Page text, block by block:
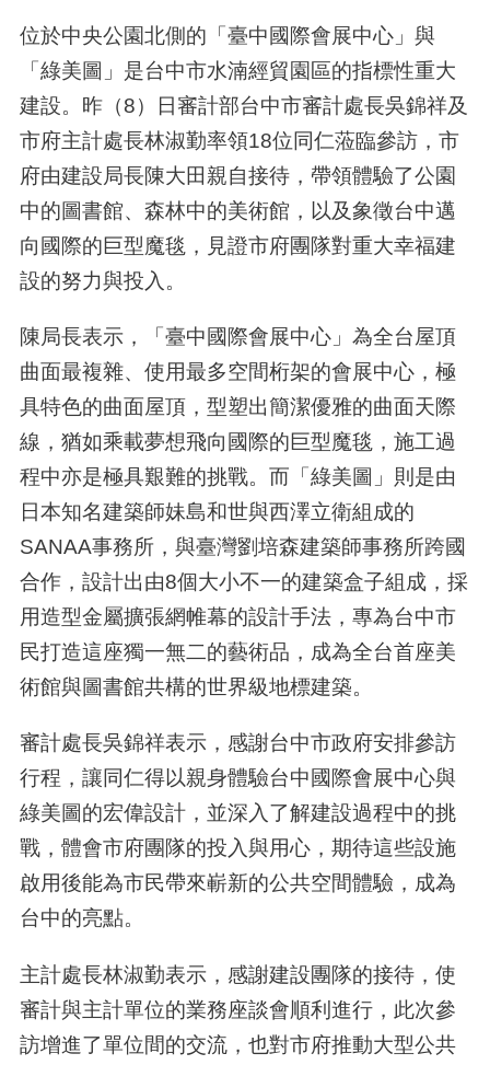
位於中央公園北側的「臺中國際會展中心」與
「綠美圖」是台中市水湳經貿園區的指標性重大
建設。昨（8）日審計部台中市審計處長吳錦祥及
市府主計處長林淑勤率領18位同仁蒞臨參訪，市
府由建設局長陳大田親自接待，帶領體驗了公園
中的圖書館、森林中的美術館，以及象徵台中邁
向國際的巨型魔毯，見證市府團隊對重大幸福建
設的努力與投入。
陳局長表示，「臺中國際會展中心」為全台屋頂
曲面最複雜、使用最多空間桁架的會展中心，極
具特色的曲面屋頂，型塑出簡潔優雅的曲面天際
線，猶如乘載夢想飛向國際的巨型魔毯，施工過
程中亦是極具艱難的挑戰。而「綠美圖」則是由
日本知名建築師妹島和世與西澤立衛組成的
SANAA事務所，與臺灣劉培森建築師事務所跨國
合作，設計出由8個大小不一的建築盒子組成，採
用造型金屬擴張網帷幕的設計手法，專為台中市
民打造這座獨一無二的藝術品，成為全台首座美
術館與圖書館共構的世界級地標建築。
審計處長吳錦祥表示，感謝台中市政府安排參訪
行程，讓同仁得以親身體驗台中國際會展中心與
綠美圖的宏偉設計，並深入了解建設過程中的挑
戰，體會市府團隊的投入與用心，期待這些設施
啟用後能為市民帶來嶄新的公共空間體驗，成為
台中的亮點。
主計處長林淑勤表示，感謝建設團隊的接待，使
審計與主計單位的業務座談會順利進行，此次參
訪增進了單位間的交流，也對市府推動大型公共